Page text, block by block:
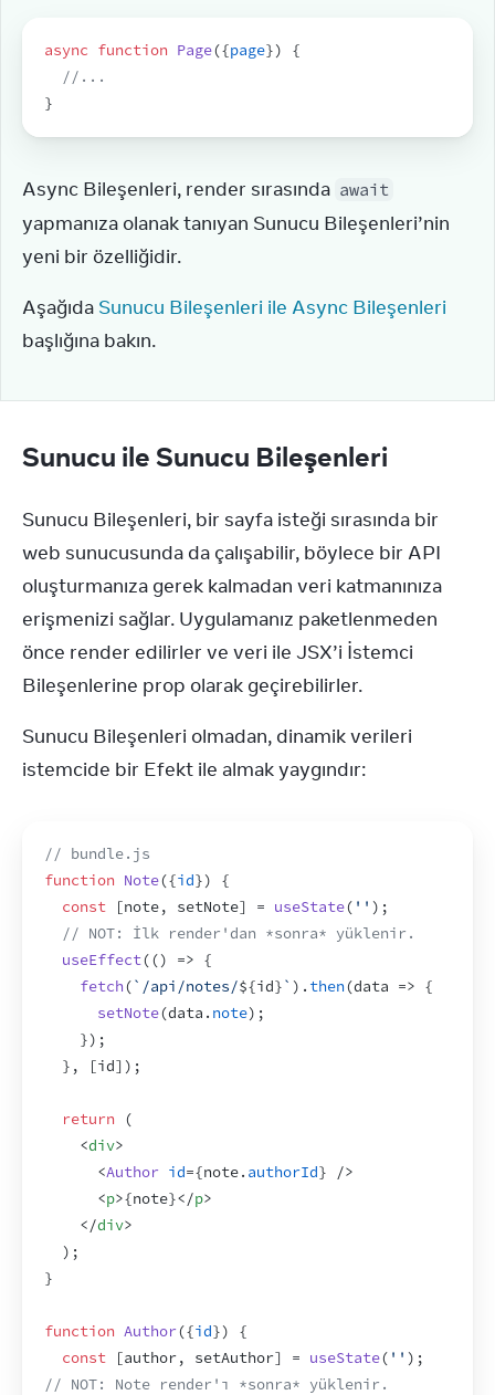
async function Page({page})
{
//...
}
Async Bileşenleri, render sırasında await
yapmanıza olanak tanıyan Sunucu Bileşenleri’nin
yeni bir özelliğidir.
Aşağıda Sunucu Bileşenleri ile Async Bileşenleri
başlığına bakın.
Sunucu ile Sunucu Bileşenleri
Sunucu Bileşenleri, bir sayfa isteği sırasında bir
web sunucusunda da çalışabilir, böylece bir API
oluşturmanıza gerek kalmadan veri katmanınıza
erişmenizi sağlar. Uygulamanız paketlenmeden
önce render edilirler ve veri ile JSX’i İstemci
Bileşenlerine prop olarak geçirebilirler.
Sunucu Bileşenleri olmadan, dinamik verileri
istemcide bir Efekt ile almak yaygındır:
// bundle.js
function Note({id})
{
const
[note, setNote] = useState( '' ) ;
// NOT: İlk render'dan *sonra* yüklenir.
useEffect(() => {
fetch(`/api/notes/${id}` ) . then(data => {
setNote(data . note) ;
}) ;
} , [id] ) ;
return
(
<div>
<Author id={note. authorId}
/>
<p>{note}</p>
</div>
) ;
}
function Author({id})
{
const
[author, setAuthor] = useState( '' ) ;
// NOT: Note render'ı *sonra* yüklenir.